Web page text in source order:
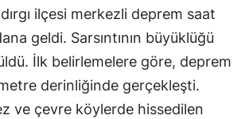
Hatay
Isparta
Mersin
ilçesi merkezli deprem saat
geldi. Sarsıntının büyüklüğü
İlk belirlemelere göre, deprem
derinliğinde gerçekleşti.
ve çevre köylerde hissedilen